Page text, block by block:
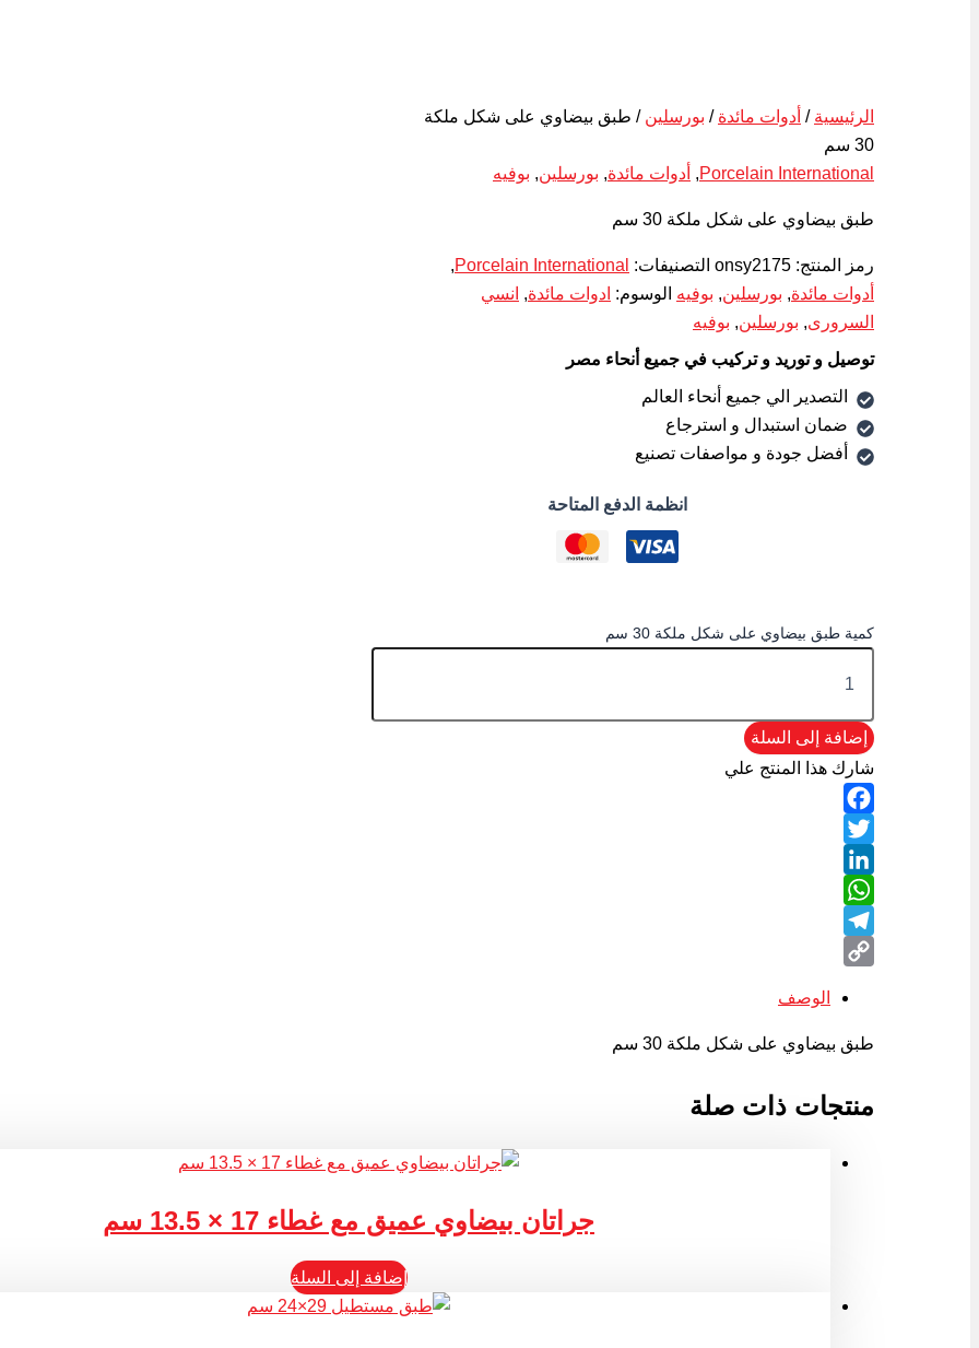
الرئيسية / أدوات مائدة / بورسلين / طبق بيضاوي على شكل ملكة
30 سم
Porcelain International
, أدوات مائدة, بورسلين, بوفيه
طبق بيضاوي على شكل ملكة 30 سم
رمز المنتج: onsy2175 التصنيفات: Porcelain International
,
أدوات مائدة, بورسلين, بوفيه الوسوم: ادوات مائدة, انسي
السرورى, بورسلين, بوفيه
توصيل و توريد و تركيب في جميع أنحاء مصر
التصدير الي جميع أنحاء العالم
ضمان استبدال و استرجاع
أفضل جودة و مواصفات تصنيع
انظمة الدفع المتاحة
كمية طبق بيضاوي على شكل ملكة 30 سم
إضافة إلى السلة
شارك هذا المنتج علي
Facebook
Twitter
LinkedIn
WhatsApp
Telegram
الوصف
طبق بيضاوي على شكل ملكة 30 سم
منتجات ذات صلة
جراتان بيضاوي عميق مع غطاء 17 × 13.5 سم
إضافة إلى السلة